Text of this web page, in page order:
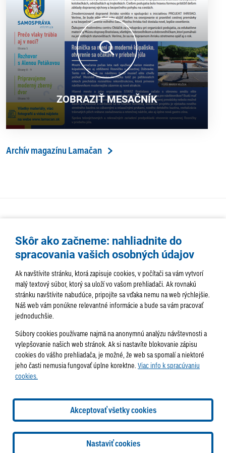
ZOBRAZIŤ MESAČNÍK
Archív magazínu Lamačan
AKTUALITY TÉMA SAMOSPRÁVA
SERVIS
HISTÓRIA PODUJATIA
info@lamac.sk
dispecing@lamac.sk
Doručovanie
Tlačené vydania
Sadzobník inzercie
2026 © Mestská časť Bratislava-Lamač
Tvorba web stránok a
AlejTech, spol. s r.o.
Skôr ako začneme: nahliadnite do
spracovania vašich osobných údajov
Ak navštívite stránku, ktorá zapisuje cookies, v počítači sa vám vytvorí
malý textový súbor, ktorý sa uloží vo vašom prehliadači. Ak rovnakú
stránku navštívite nabudúce, pripojíte sa vďaka nemu na web rýchlejšie.
Náš web vám ponúkne relevantné informácie a bude sa vám pracovať
jednoduchšie.
Súbory cookies používame najmä na anonymnú analýzu návštevnosti a
vylepšovanie našich web stránok. Ak si nastavíte blokovanie zápisu
cookies do vášho prehliadača, je možné, že web sa spomalí a niektoré
jeho časti nemusia fungovať úplne korektne. Viac info k spracúvaniu
cookies.
Akceptovať všetky cookies
Nastaviť cookies